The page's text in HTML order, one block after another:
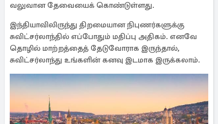
வலுவான தேவையைக் கொண்டுள்ளது.
இந்தியாவிலிருந்து திறமையான நிபுணர்களுக்கு
சுவிட்சர்லாந்தில் எப்போதும் மதிப்பு அதிகம். எனவே
தொழில் மாற்றத்தைத் தேடுவோராக இருந்தால்,
சுவிட்சர்லாந்து உங்களின் கனவு இடமாக இருக்கலாம்.